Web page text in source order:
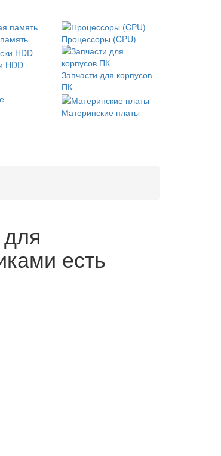
Процессоры (CPU)
HDD
Запчасти для корпусов
ПК
Материнские платы
есть